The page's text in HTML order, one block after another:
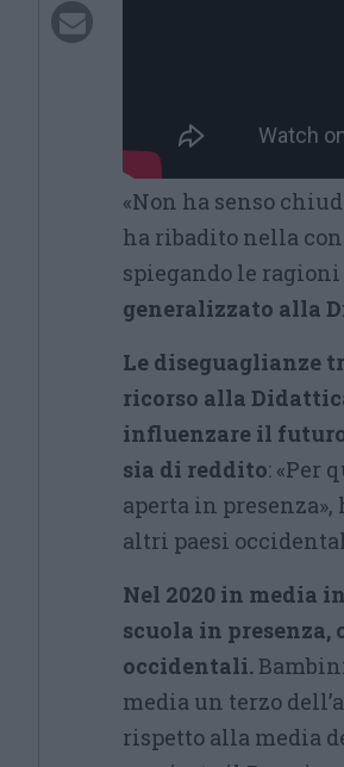
«Non ha senso
ha ribadito nella
spiegando le
generalizzato alla
Le diseguaglianze
ricorso alla
influenzare il
sia di reddito: «Per
aperta in
altri paesi
Nel 2020 in media
scuola in
occidentali.
media un terzo
rispetto alla media